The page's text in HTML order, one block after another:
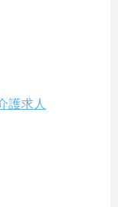
護求人